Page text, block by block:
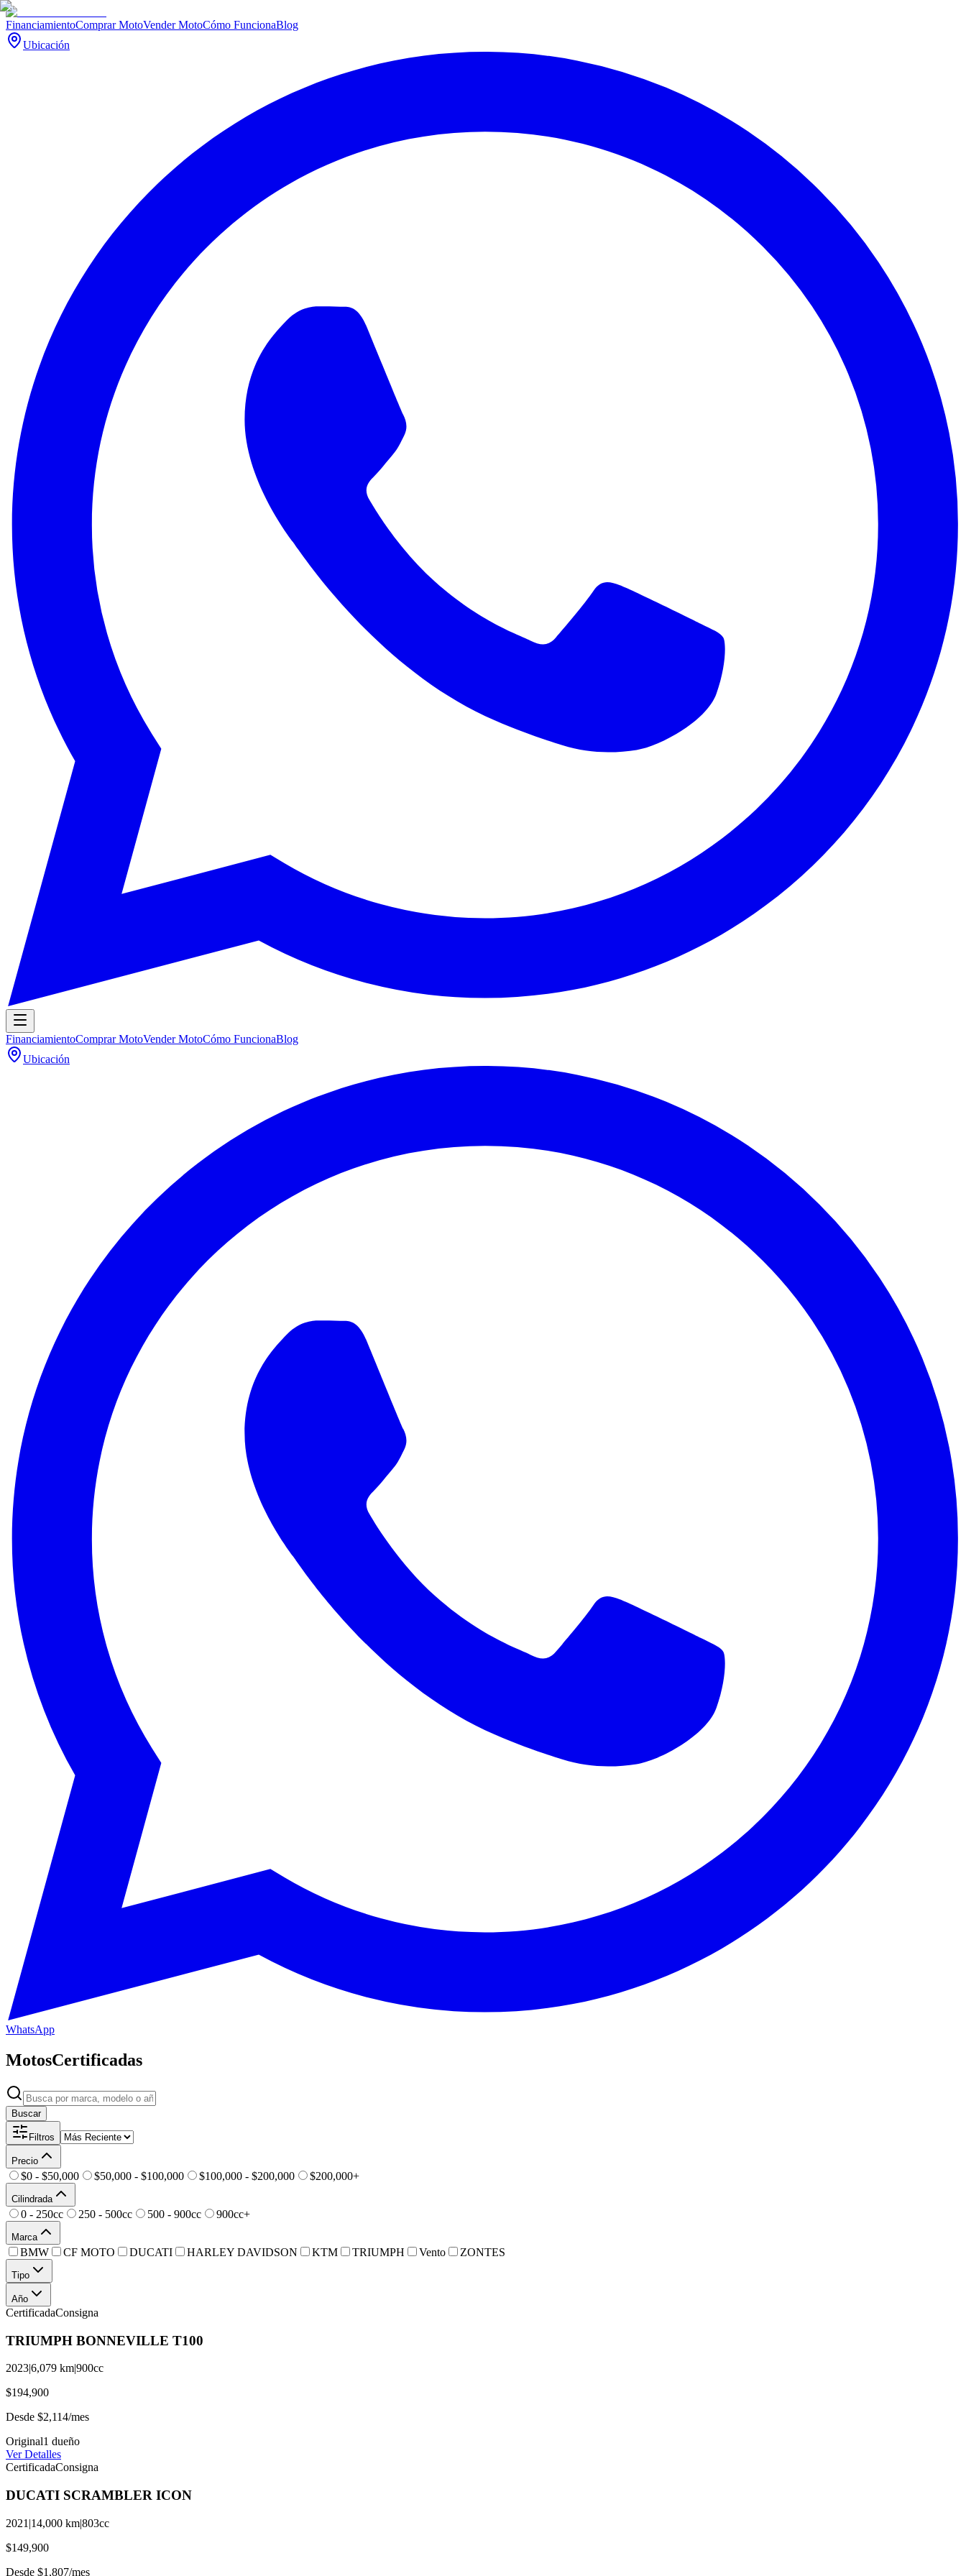
FinanciamientoComprar MotoVender MotoCómo FuncionaBlog
Ubicación
FinanciamientoComprar MotoVender MotoCómo FuncionaBlog
Ubicación
WhatsApp
MotosCertificadas
Buscar
Filtros
Precio
$0 - $50,000 $50,000 - $100,000 $100,000 - $200,000 $200,000+
Cilindrada
0 - 250cc 250 - 500cc 500 - 900cc 900cc+
Marca
BMW CF MOTO DUCATI HARLEY DAVIDSON KTM TRIUMPH Vento ZONTES
Tipo
Año
CertificadaConsigna
TRIUMPH BONNEVILLE T100
2023|6,079 km|900cc
$194,900
Desde $2,114/mes
Original1 dueño
Ver Detalles
CertificadaConsigna
DUCATI SCRAMBLER ICON
2021 |14,000 km|803cc
$149,900
Desde $1,807/mes